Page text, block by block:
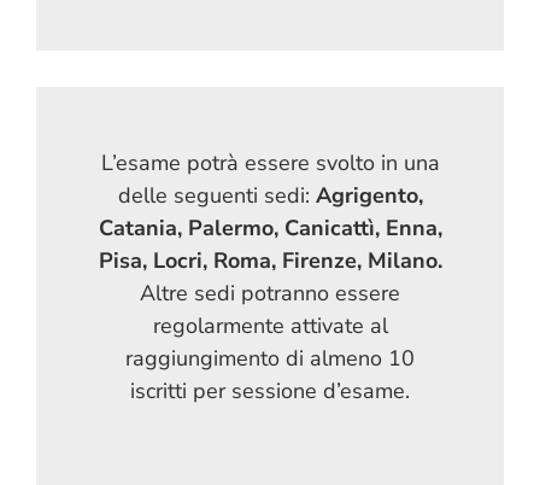
L’esame potrà essere svolto in una
delle seguenti sedi: Agrigento,
Catania, Palermo, Canicattì, Enna,
Pisa, Locri, Roma, Firenze, Milano.
Altre sedi potranno essere
regolarmente attivate al
raggiungimento di almeno 10
iscritti per sessione d’esame.